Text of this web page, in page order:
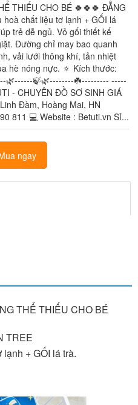
THIẾU CHO BÉ 🍀🍀🍀 ĐẲNG
chất liệu tơ lạnh + GỐI lá
trẻ dễ ngủ. Vỏ gối thiết kế
Đường chỉ may bao quanh
vải lưới thông khí, tản nhiệt
hè nóng nực. 🔅 Kích thước:
🌿------🍃🌿--------☘️--------- -----
- CHUYÊN ĐỒ SƠ SINH GIÁ
Đàm, Hoàng Mai, HN
811 💻 Website : Betuti.vn Sỉ...
ngay
THỂ THIẾU CHO BÉ
TREE
+ GỐI lá trà.